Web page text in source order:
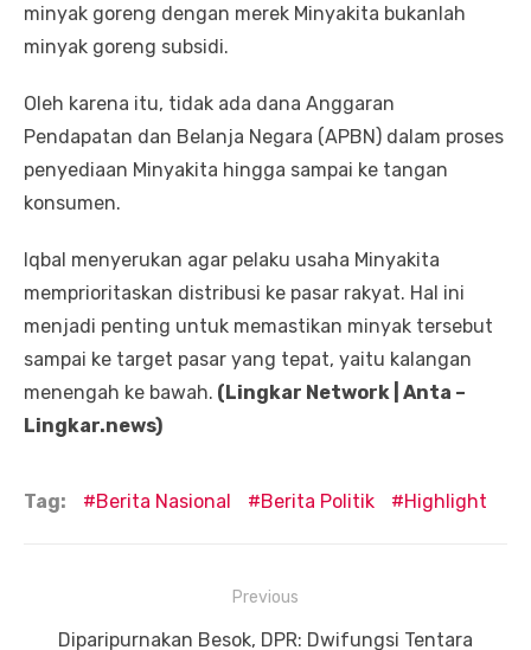
minyak goreng dengan merek Minyakita bukanlah
minyak goreng subsidi.
Oleh karena itu, tidak ada dana Anggaran
Pendapatan dan Belanja Negara (APBN) dalam proses
penyediaan Minyakita hingga sampai ke tangan
konsumen.
Iqbal menyerukan agar pelaku usaha Minyakita
memprioritaskan distribusi ke pasar rakyat. Hal ini
menjadi penting untuk memastikan minyak tersebut
sampai ke target pasar yang tepat, yaitu kalangan
menengah ke bawah. (Lingkar Network | Anta –
Lingkar.news)
Tag: Berita Nasional Berita Politik Highlight
pos
Previous
Previous
Diparipurnakan Besok, DPR: Dwifungsi Tentara